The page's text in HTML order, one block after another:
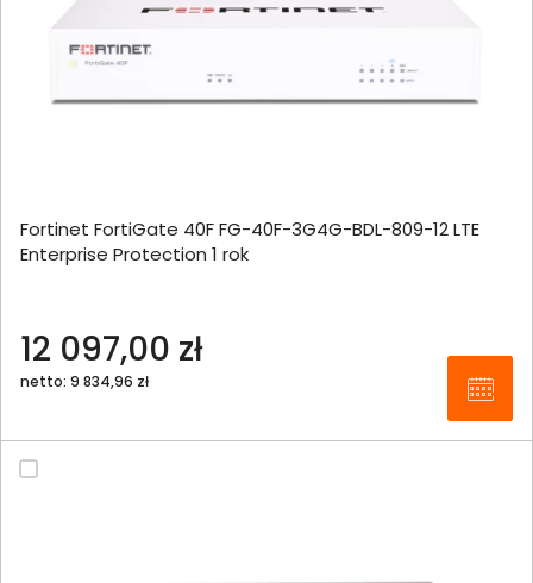
Fortinet FortiGate 40F FG-40F-3G4G-BDL-809-12 LTE
Enterprise Protection 1 rok
12 097,00 zł
netto: 9 834,96 zł